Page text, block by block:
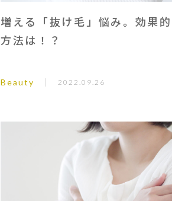
増える「抜け毛」悩み。効果
方法は！？
Beauty 2022.09.26